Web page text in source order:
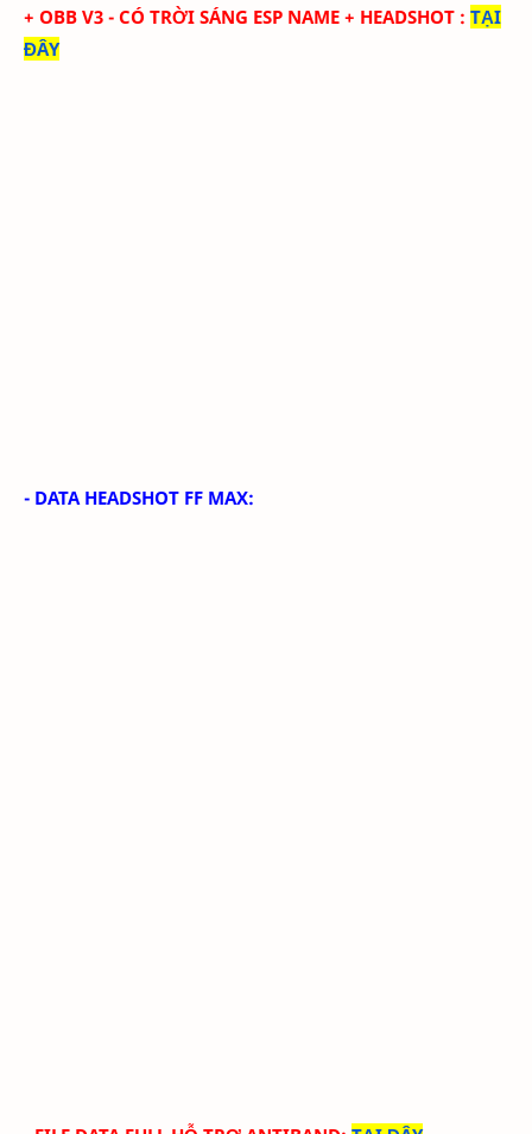
+ OBB V3 - CÓ TRỜI SÁNG ESP NAME + HEADSHOT : TẠI
ĐÂY
- DATA HEADSHOT FF MAX: